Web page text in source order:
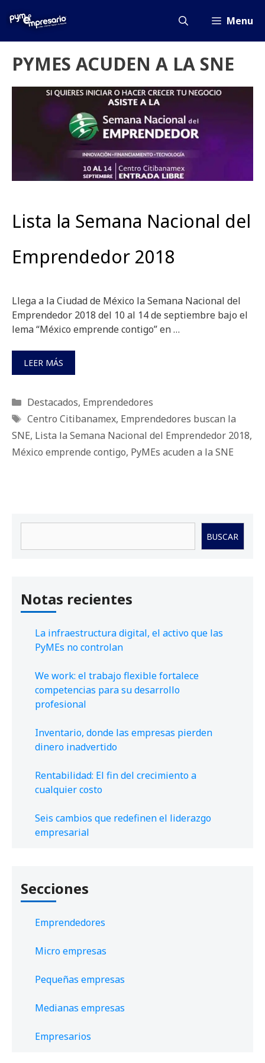
Menu
PYMES ACUDEN A LA SNE
Lista la Semana Nacional del
Emprendedor 2018
Llega a la Ciudad de México la Semana Nacional del
Emprendedor 2018 del 10 al 14 de septiembre bajo el
lema “México emprende contigo” en …
LEER MÁS
Categorías
Destacados, Emprendedores
Etiquetas
Centro Citibanamex, Emprendedores buscan la
SNE, Lista la Semana Nacional del Emprendedor 2018,
México emprende contigo, PyMEs acuden a la SNE
BUSCAR
Notas recientes
La infraestructura digital, el activo que las
PyMEs no controlan
We work: el trabajo flexible fortalece
competencias para su desarrollo
profesional
Inventario, donde las empresas pierden
dinero inadvertido
Rentabilidad: El fin del crecimiento a
cualquier costo
Seis cambios que redefinen el liderazgo
empresarial
Secciones
Emprendedores
Micro empresas
Pequeñas empresas
Medianas empresas
Empresarios